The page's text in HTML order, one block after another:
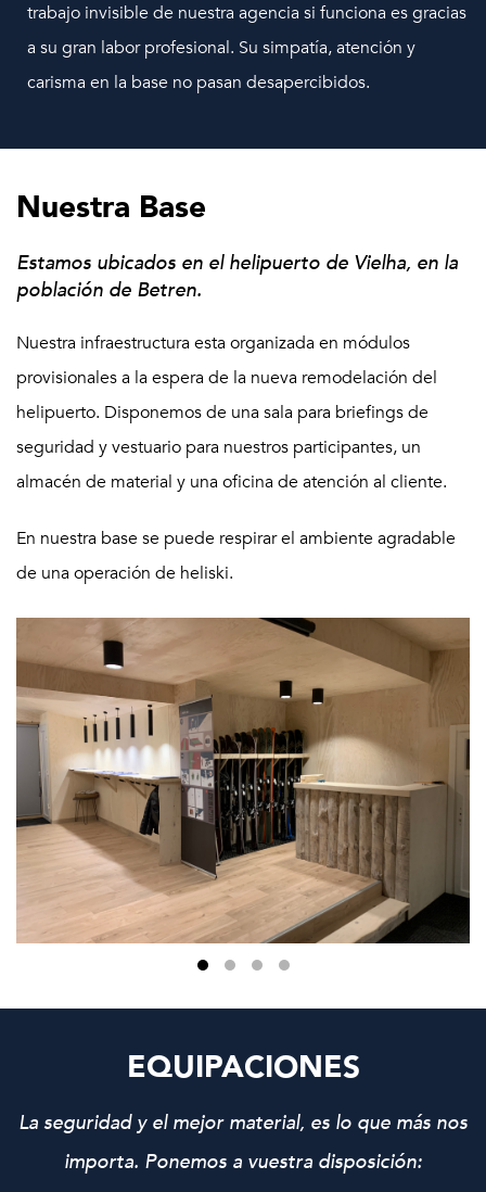
trabajo invisible de nuestra agencia si funciona es gracias
a su gran labor profesional. Su simpatía, atención y
carisma en la base no pasan desapercibidos.
Nuestra Base
Estamos ubicados en el helipuerto de Vielha, en la
población de Betren.
Nuestra infraestructura esta organizada en módulos
provisionales a la espera de la nueva remodelación del
helipuerto. Disponemos de una sala para briefings de
seguridad y vestuario para nuestros participantes, un
almacén de material y una oficina de atención al cliente.
En nuestra base se puede respirar el ambiente agradable
de una operación de heliski.
EQUIPACIONES
La seguridad y el mejor material, es lo que más nos
importa. Ponemos a vuestra disposición: